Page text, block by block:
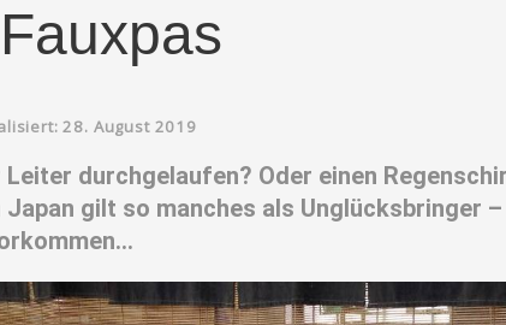
28. August 2019
durchgelaufen? Oder einen
Japan gilt so manches als Unglücksbringer